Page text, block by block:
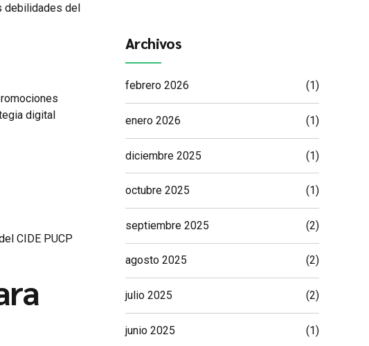
debilidades del
digital
CIDE PUCP
Archivos
febrero 2026 (1)
enero 2026 (1)
diciembre 2025 (1)
octubre 2025 (1)
septiembre 2025 (2)
agosto 2025 (2)
julio 2025 (2)
junio 2025 (1)